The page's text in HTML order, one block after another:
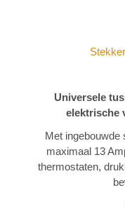
Universele
elektrische
Met ingebouwde
maximaal 13
thermostaten,